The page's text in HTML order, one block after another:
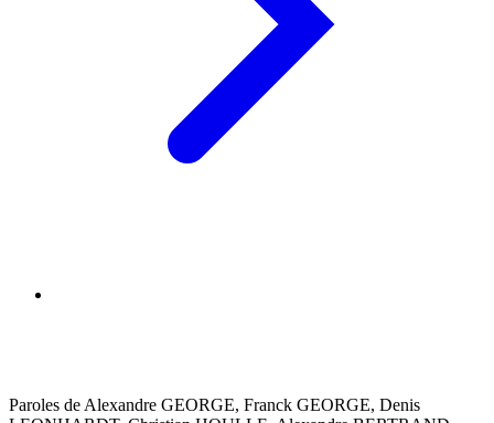
Paroles de Alexandre GEORGE, Franck GEORGE, Denis